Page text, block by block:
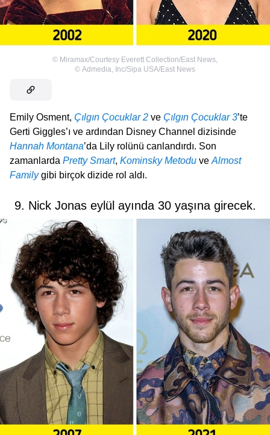
© Miramax/Courtesy Everett Collection/East News,
© Admedia, Inc/Sipa USA/East News
Emily Osment, Çılgın Çocuklar 2 ve Çılgın Çocuklar 3’te
Gerti Giggles’ı ve ardından Disney Channel dizisinde
Hannah Montana’da Lily rolünü canlandırdı. Son
zamanlarda Pretty Smart, Kominsky Metodu veAlmost
Family gibi birçok dizide rol aldı.
9. Nick Jonas eylül ayında 30 yaşına girecek.